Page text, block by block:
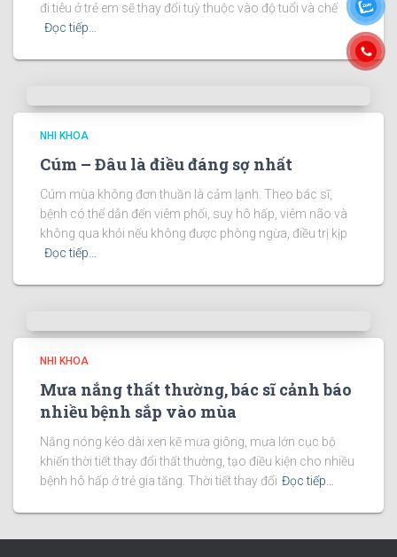
đi tiêu ở trẻ em sẽ thay đổi tuỳ thuộc vào độ tuổi và chế
Đọc tiếp…
NHI KHOA
Cúm – Đâu là điều đáng sợ nhất
Cúm mùa không đơn thuần là cảm lạnh. Theo bác sĩ,
bệnh có thể dẫn đến viêm phổi, suy hô hấp, viêm não và
không qua khỏi nếu không được phòng ngừa, điều trị kịp
Đọc tiếp…
NHI KHOA
Mưa nắng thất thường, bác sĩ cảnh báo
nhiều bệnh sắp vào mùa
Nắng nóng kéo dài xen kẽ mưa giông, mưa lớn cục bộ
khiến thời tiết thay đổi thất thường, tạo điều kiện cho nhiều
bệnh hô hấp ở trẻ gia tăng. Thời tiết thay đổi Đọc tiếp…